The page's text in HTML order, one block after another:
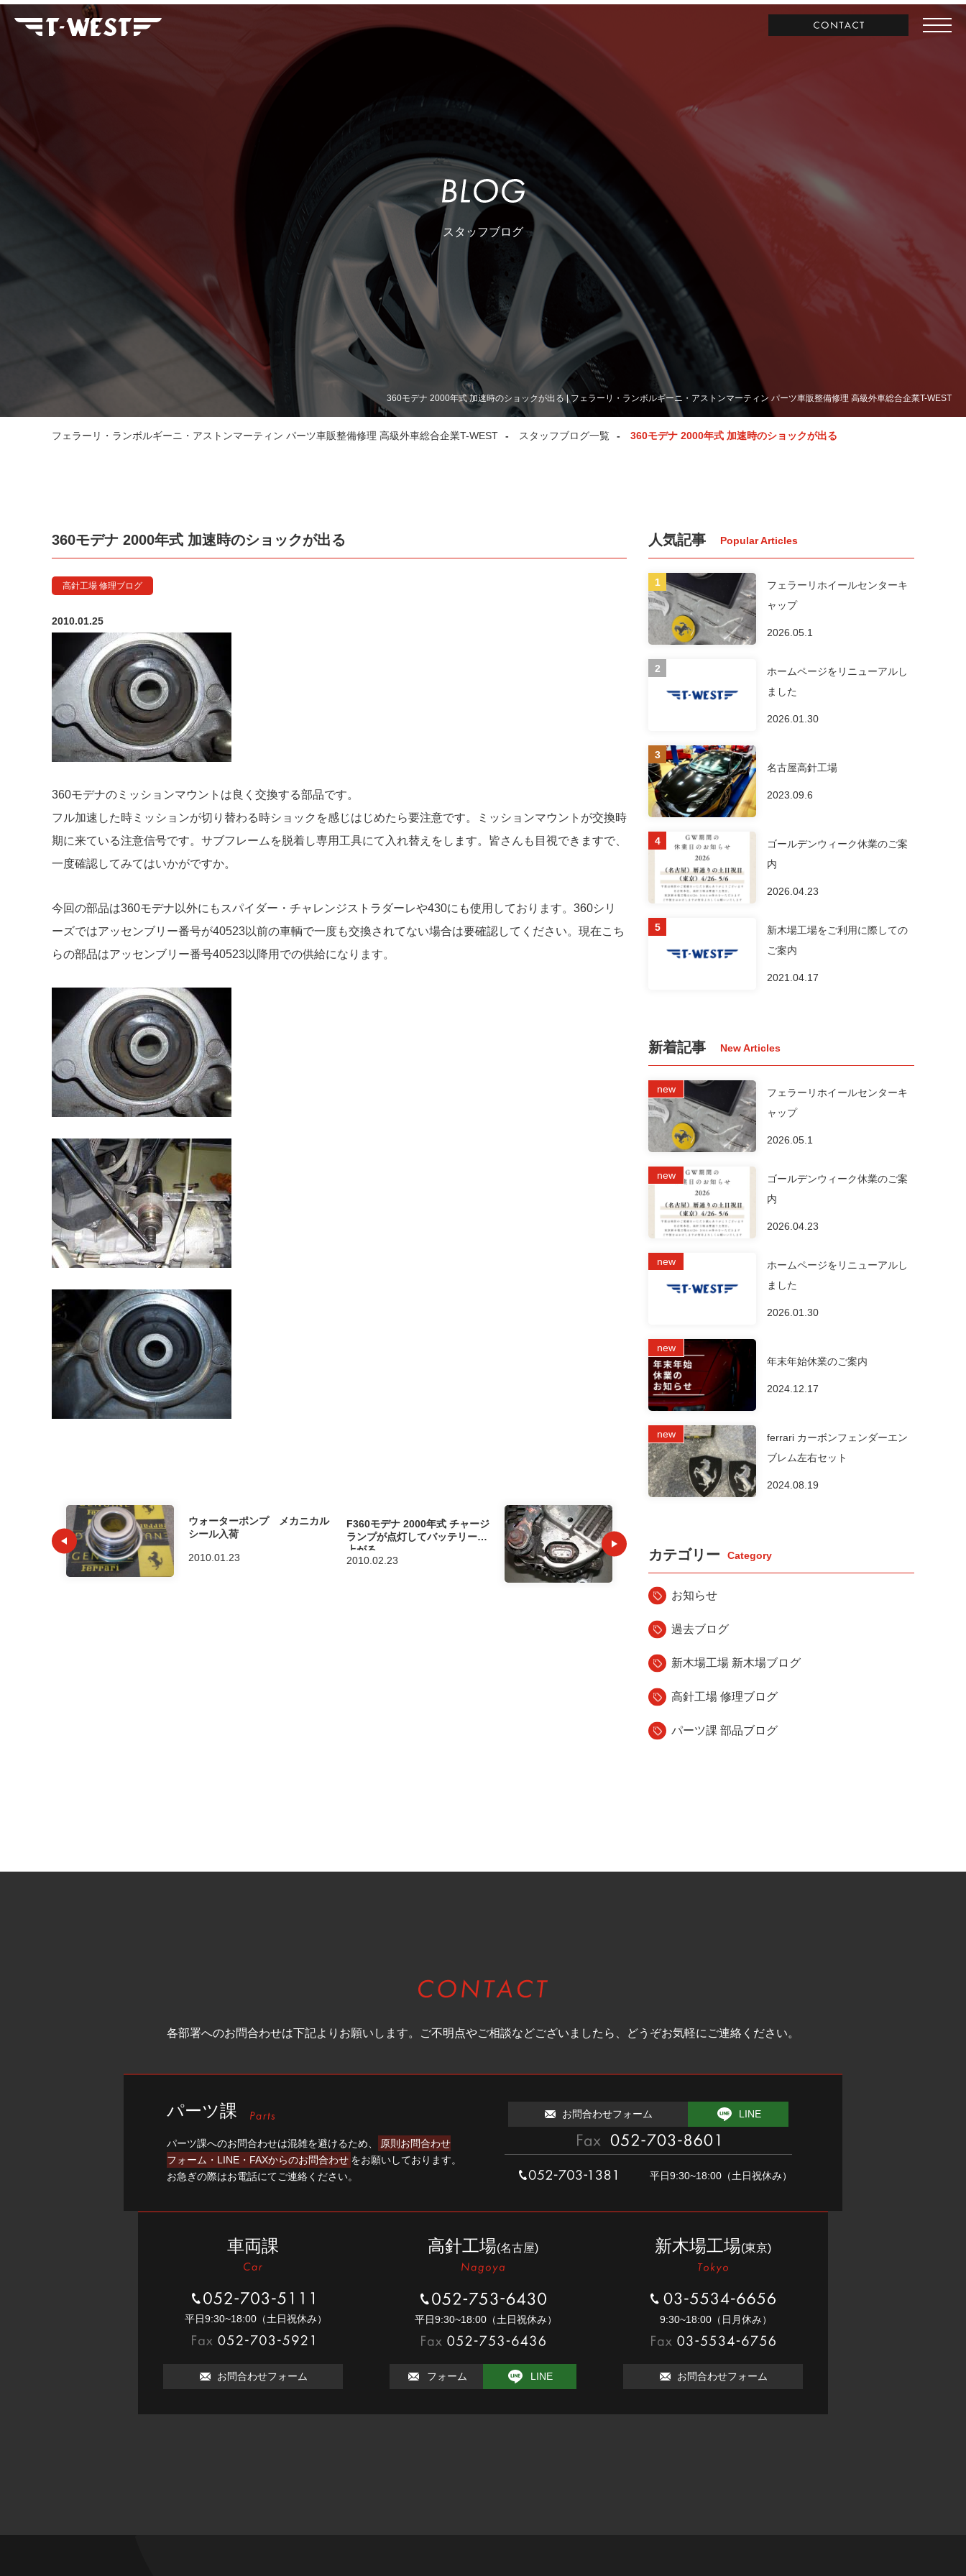
360モデナ 2000年式 加速時のショックが出る | フェラーリ・ランボルギーニ・アストンマーティン パーツ車販整備修理 高級外車総合企業T-WEST
スタッフブログ
フェラーリ・ランボルギーニ・アストンマーティン パーツ車販整備修理 高級外車総合企業T-WEST スタッフブログ一覧 360モデナ 2000年式 加速時のショックが出る
360モデナ 2000年式 加速時のショックが出る
高針工場 修理ブログ
2010.01.25
360モデナのミッションマウントは良く交換する部品です。
フル加速した時ミッションが切り替わる時ショックを感じはじめたら要注意です。ミッションマウントが交換時
期に来ている注意信号です。サブフレームを脱着し専用工具にて入れ替えをします。皆さんも目視できますで、
一度確認してみてはいかがですか。
今回の部品は360モデナ以外にもスパイダー・チャレンジストラダーレや430にも使用しております。360シリ
ーズではアッセンブリー番号が40523以前の車輌で一度も交換されてない場合は要確認してください。現在こち
らの部品はアッセンブリー番号40523以降用での供給になります。
ウォーターポンプ メカニカル
シール入荷
2010.01.23
F360モデナ 2000年式 チャージ
ランプが点灯してバッテリーが
上がる
2010.02.23
人気記事
フェラーリホイールセンターキ
ャップ
2026.05.1
ホームページをリニューアルし
ました
2026.01.30
名古屋高針工場
2023.09.6
ゴールデンウィーク休業のご案
内
2026.04.23
新木場工場をご利用に際しての
ご案内
2021.04.17
新着記事
フェラーリホイールセンターキ
ャップ
2026.05.1
ゴールデンウィーク休業のご案
内
2026.04.23
ホームページをリニューアルし
ました
2026.01.30
年末年始休業のご案内
2024.12.17
ferrari カーボンフェンダーエン
ブレム左右セット
2024.08.19
カテゴリー
お知らせ
過去ブログ
新木場工場 新木場ブログ
高針工場 修理ブログ
パーツ課 部品ブログ
各部署へのお問合わせは下記よりお願いします。
ご不明点やご相談などございましたら、 どうぞお気軽にご連絡ください。
パーツ課
パーツ課へのお問合わせは混雑を避けるため、
原則お問合わせ
フォーム・LINE・FAXからのお問合わせ をお願いしております。
お急ぎの際はお電話にてご連絡ください。
お問合わせフォーム LINE
052-703-8601
平⽇9:30~18:00（⼟⽇祝休み）
車両課
052-703-5111
平⽇9:30~18:00（⼟⽇祝休み）
お問合わせフォーム
高針工場(名古屋)
052-753-6430
平⽇9:30~18:00（⼟⽇祝休み）
フォーム LINE
新木場工場(東京)
03-5534-6656
9:30~18:00（⽇月休み）
お問合わせフォーム